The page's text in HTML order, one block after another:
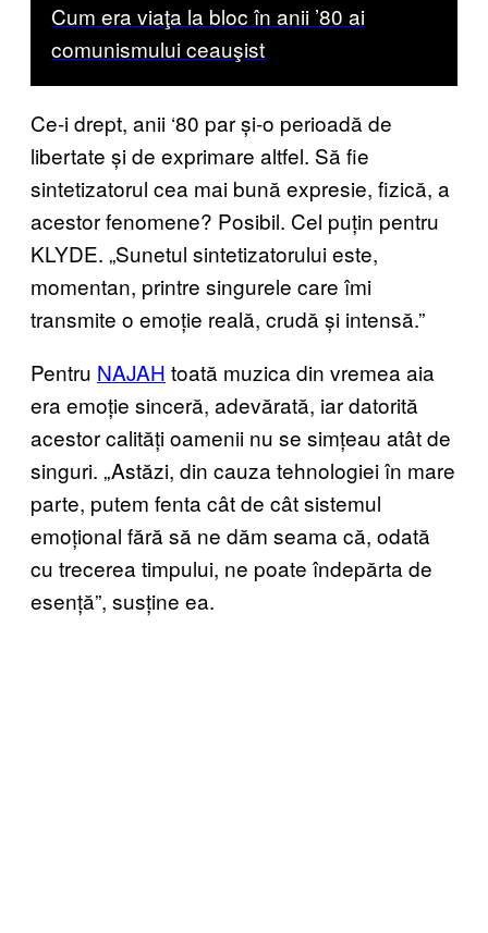
Cum era viaţa la bloc în anii ’80 ai
comunismului ceauşist
Ce-i drept, anii ‘80 par și-o perioadă de
libertate și de exprimare altfel. Să fie
sintetizatorul cea mai bună expresie, fizică, a
acestor fenomene? Posibil. Cel puțin pentru
KLYDE. „Sunetul sintetizatorului este,
momentan, printre singurele care îmi
transmite o emoție reală, crudă și intensă.”
Pentru NAJAH toată muzica din vremea aia
era emoție sinceră, adevărată, iar datorită
acestor calități oamenii nu se simțeau atât de
singuri. „Astăzi, din cauza tehnologiei în mare
parte, putem fenta cât de cât sistemul
emoțional fără să ne dăm seama că, odată
cu trecerea timpului, ne poate îndepărta de
esență”, susține ea.